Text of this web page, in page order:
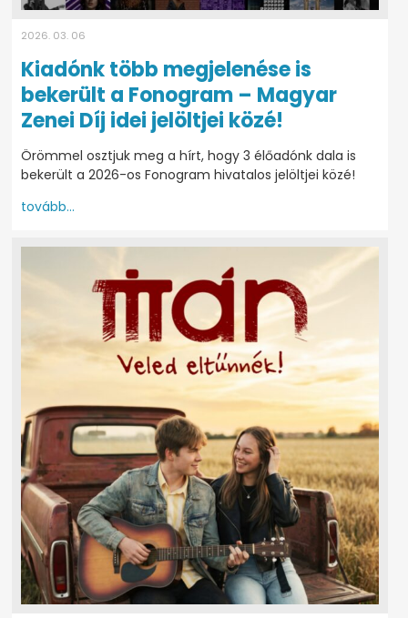
2026. 03. 06
Kiadónk több megjelenése is
bekerült a Fonogram – Magyar
Zenei Díj idei jelöltjei közé!
Örömmel osztjuk meg a hírt, hogy 3 élőadónk dala is
bekerült a 2026-os Fonogram hivatalos jelöltjei közé!
tovább...